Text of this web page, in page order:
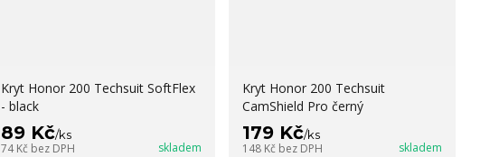
Kryt Honor 200 Techsuit SoftFlex
- black
89 Kč/ks
74 Kč bez DPH skladem
Kryt Honor 200 Techsuit
CamShield Pro černý
179 Kč/ks
148 Kč bez DPH skladem